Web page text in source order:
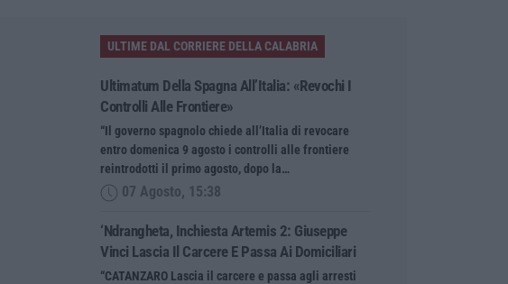
ULTIME DAL CORRIERE DELLA CALABRIA
Ultimatum Della Spagna All’Italia: «Revochi I
Controlli Alle Frontiere»
“Il governo spagnolo chiede all’Italia di revocare
entro domenica 9 agosto i controlli alle frontiere
reintrodotti il primo agosto, dopo la…
07 Agosto, 15:38
‘Ndrangheta, Inchiesta Artemis 2: Giuseppe
Vinci Lascia Il Carcere E Passa Ai Domiciliari
“CATANZARO Lascia il carcere e passa agli arresti